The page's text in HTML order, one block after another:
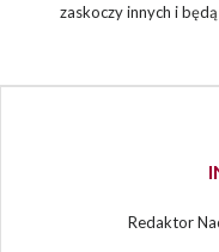
zaskoczy innych i
Redaktor